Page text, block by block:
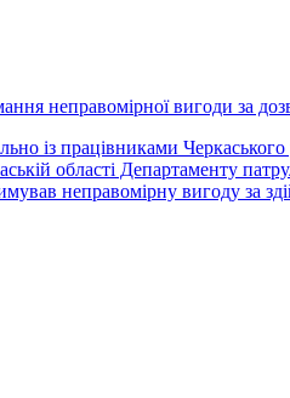
неправомірної вигоди за
із працівниками
області Департаменту
неправомірну вигоду за